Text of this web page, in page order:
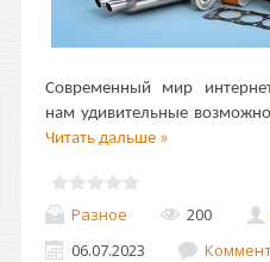
Современный мир
нам удивительные
Читать дальше »
Разное 200
06.07.2023